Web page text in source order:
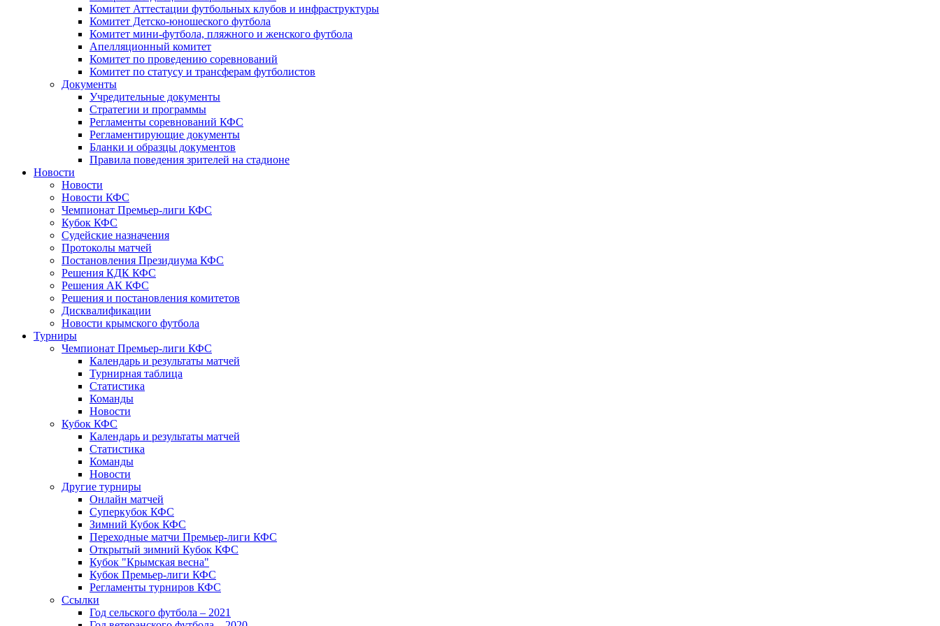
Комитет Аттестации футбольных клубов и инфраструктуры
Комитет Детско-юношеского футбола
Комитет мини-футбола, пляжного и женского футбола
Апелляционный комитет
Комитет по проведению соревнований
Комитет по статусу и трансферам футболистов
Документы
Учредительные документы
Стратегии и программы
Регламенты соревнований КФС
Регламентирующие документы
Бланки и образцы документов
Правила поведения зрителей на стадионе
Новости
Новости
Новости КФС
Чемпионат Премьер-лиги КФС
Кубок КФС
Судейские назначения
Протоколы матчей
Постановления Президиума КФС
Решения КДК КФС
Решения АК КФС
Решения и постановления комитетов
Дисквалификации
Новости крымского футбола
Турниры
Чемпионат Премьер-лиги КФС
Календарь и результаты матчей
Турнирная таблица
Статистика
Команды
Новости
Кубок КФС
Календарь и результаты матчей
Статистика
Команды
Новости
Другие турниры
Онлайн матчей
Суперкубок КФС
Зимний Кубок КФС
Переходные матчи Премьер-лиги КФС
Открытый зимний Кубок КФС
Кубок "Крымская весна"
Кубок Премьер-лиги КФС
Регламенты турниров КФС
Ссылки
Год сельского футбола – 2021